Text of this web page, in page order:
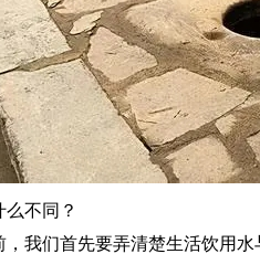
不同？
我们首先要弄清楚生活饮用